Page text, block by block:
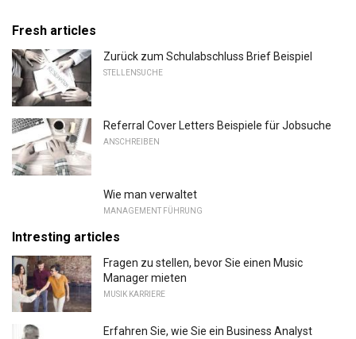
Fresh articles
Zurück zum Schulabschluss Brief Beispiel
STELLENSUCHE
Referral Cover Letters Beispiele für Jobsuche
ANSCHREIBEN
Wie man verwaltet
MANAGEMENT FÜHRUNG
Intresting articles
Fragen zu stellen, bevor Sie einen Music
Manager mieten
MUSIK KARRIERE
Erfahren Sie, wie Sie ein Business Analyst